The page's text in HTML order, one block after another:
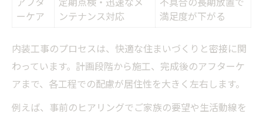
ーケア
ンテナンス対応
満足度が下がる
内装工事のプロセスは、快適な住まいづくりと密接に関
わっています。計画段階から施工、完成後のアフターケ
アまで、各工程での配慮が居住性を大きく左右します。
例えば、事前のヒアリングでご家族の要望や生活動線を